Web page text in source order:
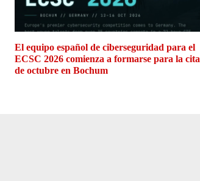
El equipo español de ciberseguridad para el
ECSC 2026 comienza a formarse para la cita
de octubre en Bochum